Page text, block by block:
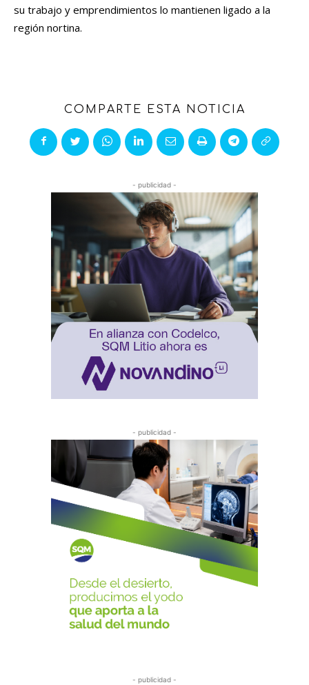
su trabajo y emprendimientos lo mantienen ligado a la
región nortina.
COMPARTE ESTA NOTICIA
- publicidad -
- publicidad -
- publicidad -